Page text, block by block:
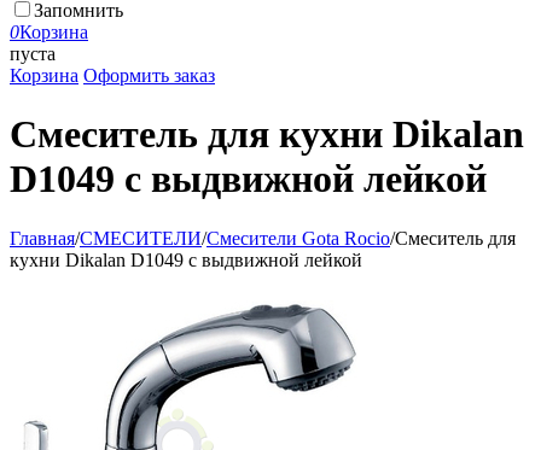
Запомнить
0Корзина
пуста
Корзина Оформить заказ
Смеситель для кухни Dikalan
D1049 с выдвижной лейкой
Главная/СМЕСИТЕЛИ/Смесители Gota Rocio/Смеситель для
кухни Dikalan D1049 с выдвижной лейкой